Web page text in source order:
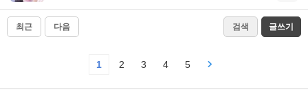
최근 다음 검색 글쓰기
1 2 3 4 5